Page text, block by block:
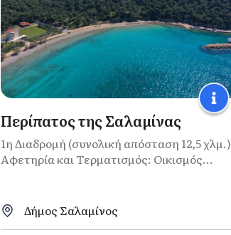
Περίπατος της Σαλαμίνας
1η Διαδρομή (συνολική απόσταση 12,5 χλμ.)
Αφετηρία και Τερματισμός: Οικισμός...
Δήμος Σαλαμίνος